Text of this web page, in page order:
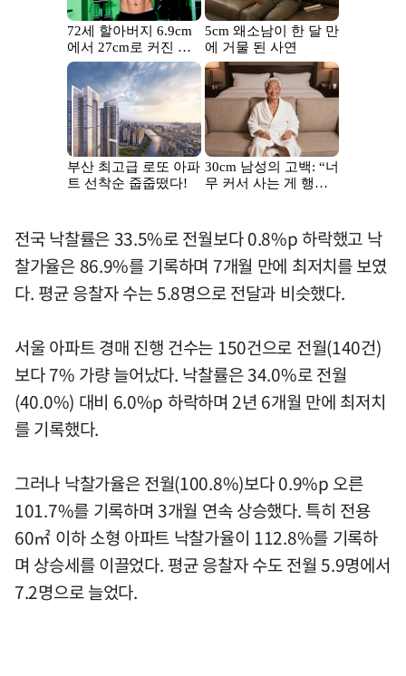
전국 낙찰률은 33.5%로 전월보다 0.8%p 하락했고 낙
찰가율은 86.9%를 기록하며 7개월 만에 최저치를 보였
다. 평균 응찰자 수는 5.8명으로 전달과 비슷했다.
서울 아파트 경매 진행 건수는 150건으로 전월(140건)
보다 7% 가량 늘어났다. 낙찰률은 34.0%로 전월
(40.0%) 대비 6.0%p 하락하며 2년 6개월 만에 최저치
를 기록했다.
그러나 낙찰가율은 전월(100.8%)보다 0.9%p 오른
101.7%를 기록하며 3개월 연속 상승했다. 특히 전용
60㎡ 이하 소형 아파트 낙찰가율이 112.8%를 기록하
며 상승세를 이끌었다. 평균 응찰자 수도 전월 5.9명에서
7.2명으로 늘었다.